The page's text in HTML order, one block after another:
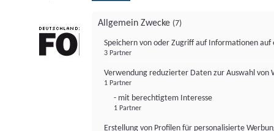
Allgemein Zwecke (7)
Speichern von oder Zugriff auf Informationen auf
3 Partner
Verwendung reduzierter Daten zur Auswahl von
1 Partner
- mit berechtigtem Interesse
1 Partner
Erstellung von Profilen für personalisierte
FONDS professionell